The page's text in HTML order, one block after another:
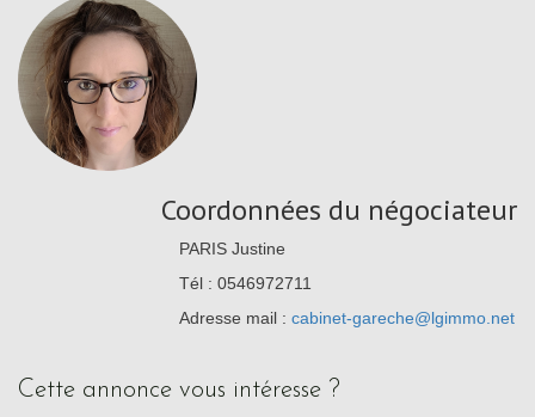
Coordonnées du négociateur
PARIS Justine
Tél : 0546972711
Adresse mail : cabinet-gareche@lgimmo.net
cette annonce vous intéresse ?